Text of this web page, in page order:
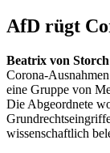
AfD rügt
Beatrix von
Corona-
eine Gruppe von
Die Abgeordnete
wissenschaftlich